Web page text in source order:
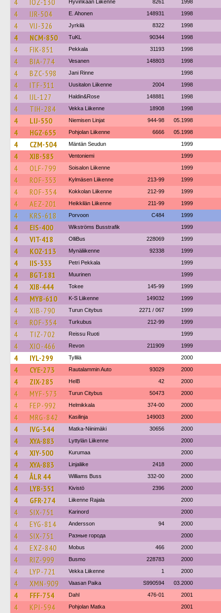
4 IOZ-130 Hyvinkään Liikenne 8261 1998
4 IJR-504 E. Ahonen 148931 1998
4 VIJ-326 Jyrkilä 8322 1998
4 NCM-850 TuKL 90344 1998
4 FIK-851 Pekkala 31193 1998
4 BIA-774 Vesanen 148803 1998
4 BZC-598 Jani Rinne 1998
4 ITF-311 Uusitalon Liikenne 2004 1998
4 IJL-127 Haldin&Rose 148881 1998
4 TIH-284 Vekka Liikenne 18908 1998
4 LIJ-550 Niemisen Linjat 944-98 05.1998
4 HGZ-655 Pohjolan Liikenne 6666 05.1998
4 CZM-504 Mäntän Seudun 1999
4 XIB-585 Ventoniemi 1999
4 OLF-799 Soisalon Liikenne 1999
4 ROF-353 Kylmäsen Liikenne 213-99 1999
4 ROF-354 Kokkolan Liikenne 212-99 1999
4 AEZ-201 Heikkilän Liikenne 211-99 1999
4 KRS-618 Porvoon C484 1999
4 EIS-400 Wikströms Busstrafik 1999
4 VIT-418 OlliBus 228069 1999
4 KOZ-113 Mynäliikenne 92338 1999
4 IIS-333 Petri Pekkala 1999
4 BGT-181 Muurinen 1999
4 XIB-444 Tokee 145-99 1999
4 MYB-610 K-S Liikenne 149032 1999
4 XIB-790 Turun Citybus 2271 / 067 1999
4 ROF-354 Turkubus 212-99 1999
4 TIZ-702 Reissu Ruoti 1999
4 XIO-466 Revon 211909 1999
4 IYL-299 Tyllilä 2000
4 CYE-273 Rautalammin Auto 93029 2000
4 ZIX-285 HelB 42 2000
4 MYF-573 Turun Citybus 50473 2000
4 FEP-992 Helmikkala 374-00 2000
4 MRG-842 Kasilinja 149003 2000
4 IVG-344 Matka-Niinimäki 30656 2000
4 XYA-883 Lyttylän Liikenne 2000
4 XIY-500 Kurumaa 2000
4 XYA-883 Linjaliike 2418 2000
4 ÅLR 44 Williams Buss 332-00 2000
4 LYB-351 Kivistö 2396 2000
4 GFR-274 Liikenne Rajala 2000
4 SIX-751 Karinord 2000
4 EYG-814 Andersson 94 2000
4 SIX-751 Разные города 2000
4 EXZ-840 Mobus 466 2000
4 RIZ-999 Busmo 228783 2000
4 LYP-721 Vekka Liikenne 1 2000
4 XMN-909 Vaasan Paika S990594 03.2000
4 FFF-754 Dahl 476-01 2001
4 KPI-594 Pohjolan Matka 2001